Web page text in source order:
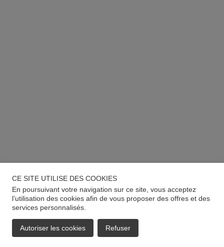
CE SITE UTILISE DES COOKIES
En poursuivant votre navigation sur ce site, vous acceptez
l’utilisation des cookies afin de vous proposer des offres et des
services personnalisés.
Autoriser les cookies Refuser